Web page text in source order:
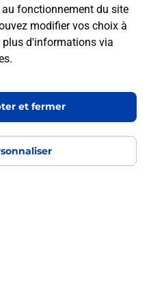
fonctionnement du site
modifier vos choix à
d'informations via
.
et fermer
mon
en plusieurs
?
?